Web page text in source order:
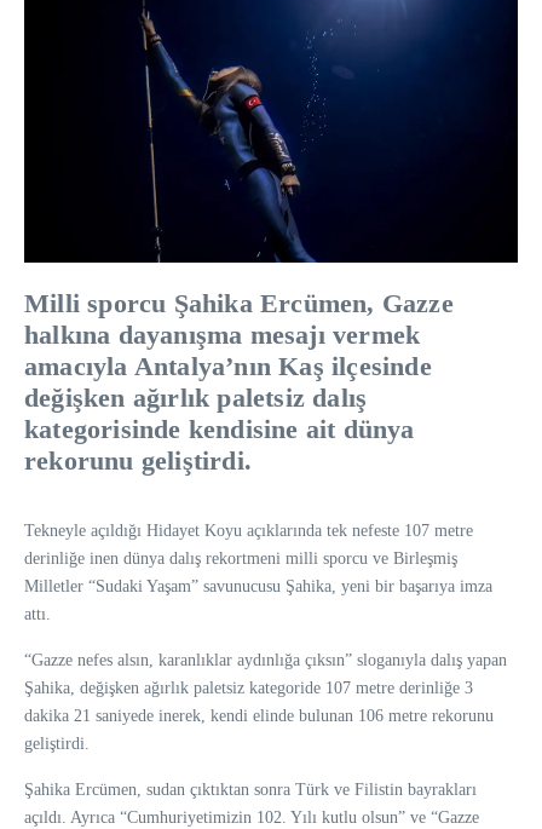
Milli sporcu Şahika Ercümen, Gazze
halkına dayanışma mesajı vermek
amacıyla Antalya’nın Kaş ilçesinde
değişken ağırlık paletsiz dalış
kategorisinde kendisine ait dünya
rekorunu geliştirdi.
Tekneyle açıldığı Hidayet Koyu açıklarında tek nefeste 107 metre
derinliğe inen dünya dalış rekortmeni milli sporcu ve Birleşmiş
Milletler “Sudaki Yaşam” savunucusu Şahika, yeni bir başarıya imza
attı.
“Gazze nefes alsın, karanlıklar aydınlığa çıksın” sloganıyla dalış yapan
Şahika, değişken ağırlık paletsiz kategoride 107 metre derinliğe 3
dakika 21 saniyede inerek, kendi elinde bulunan 106 metre rekorunu
geliştirdi.
Şahika Ercümen, sudan çıktıktan sonra Türk ve Filistin bayrakları
açıldı. Ayrıca “Cumhuriyetimizin 102. Yılı kutlu olsun” ve “Gazze